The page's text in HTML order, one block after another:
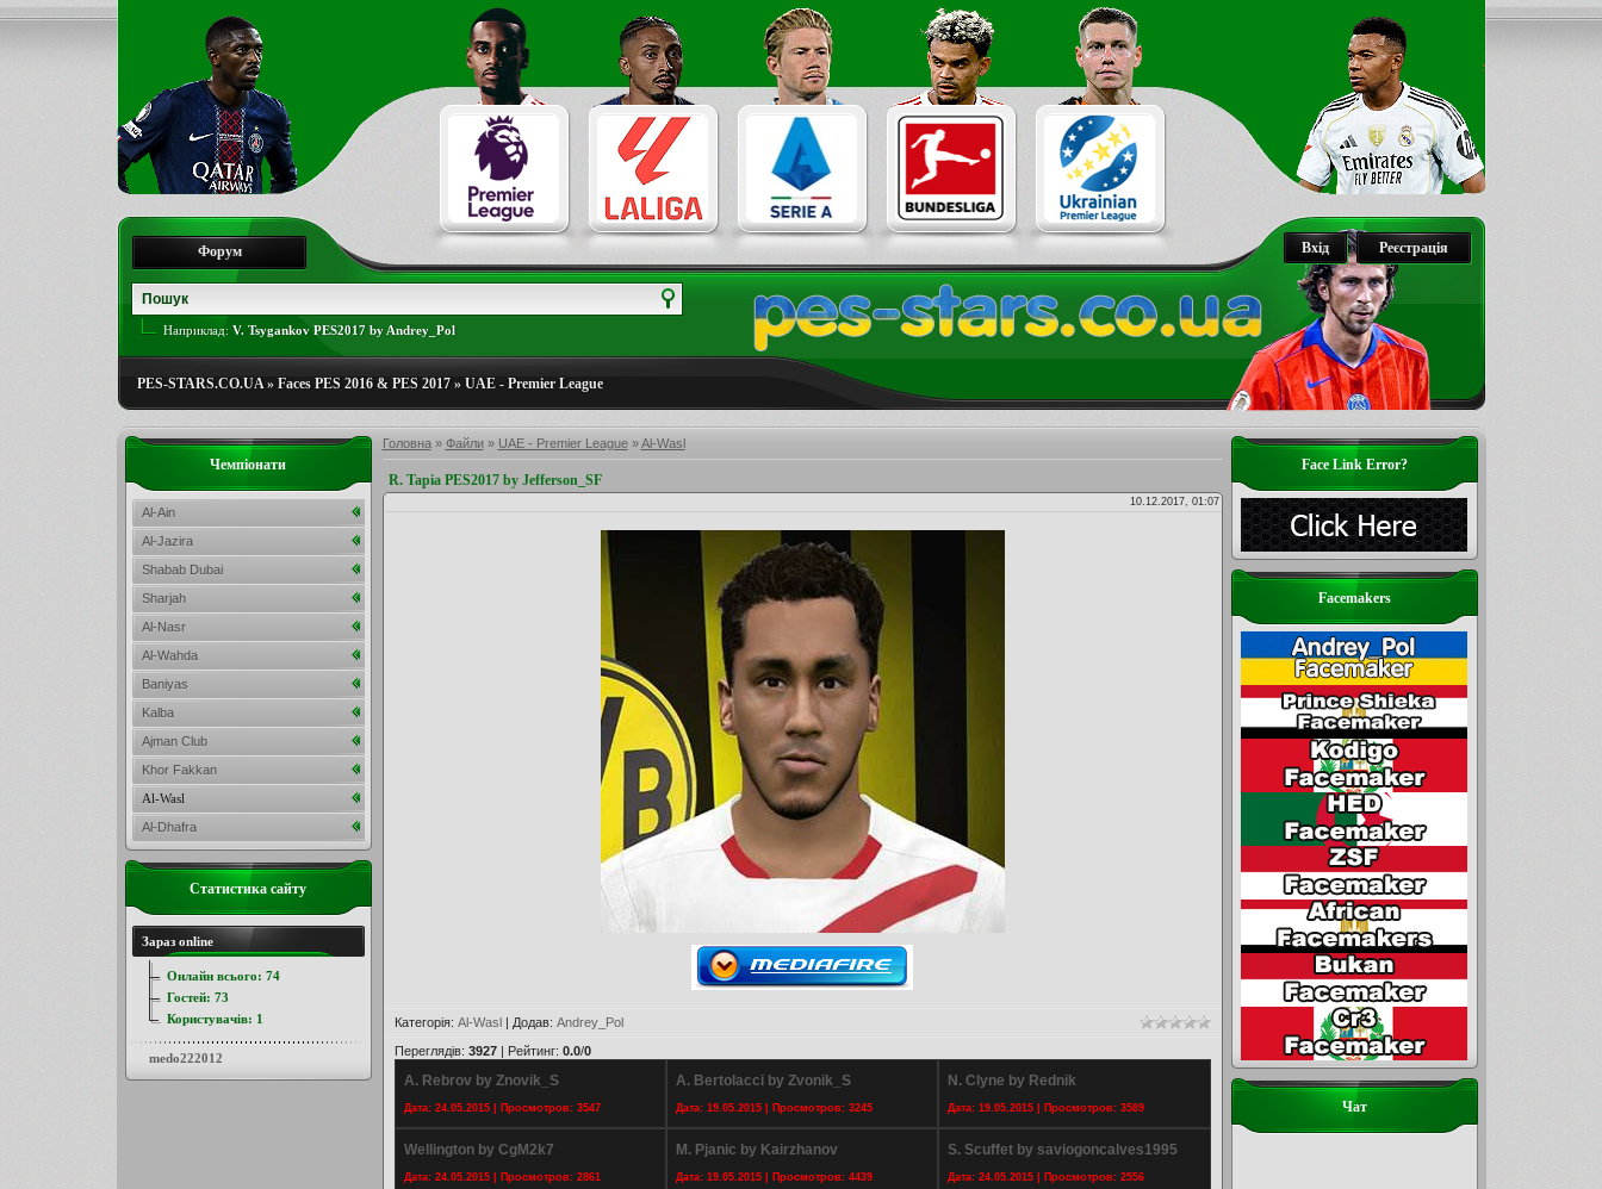
Реєстрація
Вхід
Форум
Наприклад: V. Tsygankov PES2017 by Andrey_Pol
PES-STARS.CO.UA» Faces PES 2016 & PES 2017» UAE - Premier League
Головна» Файли» UAE - Premier League»Al-Wasl
R. Tapia PES2017 by Jefferson_SF
10.12.2017, 01:07
Категорія: Al-Wasl| Додав: Andrey_Pol
Переглядів: 3927| Рейтинг: 0.0/0
A. Rebrov by Znovik_S
Дата: 24.05.2015 | Просмотров: 3547
A. Bertolacci by Zvonik_S
Дата: 19.05.2015 | Просмотров: 3245
N. Clyne by Rednik
Дата: 19.05.2015 | Просмотров: 3589
Wellington by CgM2k7
Дата: 24.05.2015 | Просмотров: 2861
M. Pjanic by Kairzhanov
Дата: 19.05.2015 | Просмотров: 4439
S. Scuffet by saviogoncalves1995
Дата: 24.05.2015 | Просмотров: 2556
Face Link Error?
Facemakers
Чат
Чемпіонати
Al-Ain
Al-Jazira
Shabab Dubai
Sharjah
Al-Nasr
Al-Wahda
Baniyas
Kalba
Ajman Club
Khor Fakkan
Al-Wasl
Al-Dhafra
Статистика сайту
Зараз online
Онлайн всього: 74
Гостей: 73
Користувачів: 1
medo222012